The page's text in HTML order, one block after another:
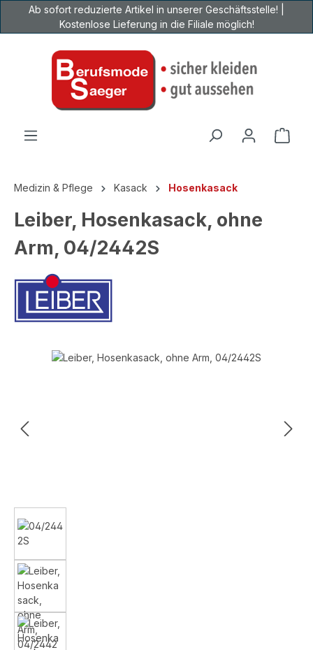
Zum Hauptinhalt springen
Ab sofort reduzierte Artikel in unserer Geschäftsstelle! |
Kostenlose Lieferung in die Filiale möglich!
Medizin & Pflege Kasack Hosenkasack
Leiber, Hosenkasack, ohne
Arm, 04/2442S
Bildergalerie überspringen